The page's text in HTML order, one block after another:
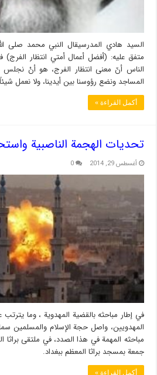
السيد هادي المدرسيقال النبي محمد صلى
متفق عليه: (أفضل أعمال أمتي انتظار
الناس أنّ معنى انتظار الفرج، هو أنْ نجلس
المساجد ونضع رؤوسنا بين أيدينا، ولا نعمل
أكمل القراءة »
تحديات الهجمة الناصبية
أغسطس 29, 2014 0
في إطار مباحثه بالقضية المهدوية ، وما يترتب
المهدويين، واصل حجة الإسلام والمسلمين
مباحثه المهمة في هذا الصدد، في ملتقى
جمعة بمسجد براثا المعظم ببغداد.
أكمل القراءة »